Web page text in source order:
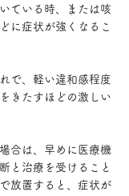
ている時、または咳
に症状が強くなるこ
で、軽い違和感程度
きたすほどの激しい
合は、早めに医療機
と治療を受けること
放置すると、症状が